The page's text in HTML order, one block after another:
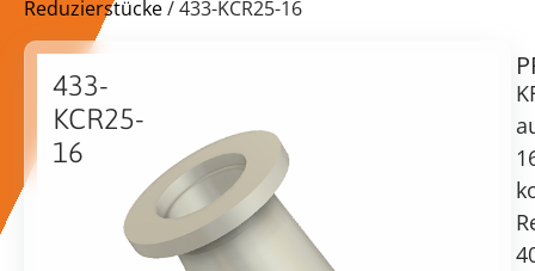
Reduzierstücke/ 433-KCR25-16
433-
KCR25-
16
Reduzierstück
$
vorrätig
Lieferzeit:
Versand